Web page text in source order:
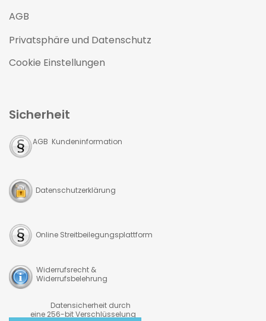
AGB
Privatsphäre und Datenschutz
Cookie Einstellungen
Sicherheit
AGB Kundeninformation
Datenschutzerklärung
Online Streitbeilegungsplattform
Widerrufsrecht &
Widerrufsbelehrung
Datensicherheit durch
eine 256-bit Verschlüsselung